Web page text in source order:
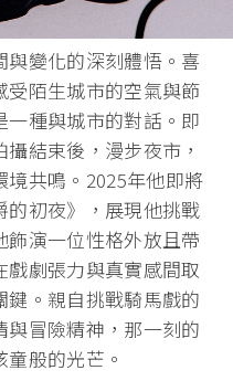
變化的深刻體悟。喜
陌生城市的空氣與節
種與城市的對話。即
結束後，漫步夜市，
共鳴。2025年他即將
的初夜》，展現他挑戰
演一位性格外放且帶
劇張力與真實感間取
。親自挑戰騎馬戲的
冒險精神，那一刻的
般的光芒。